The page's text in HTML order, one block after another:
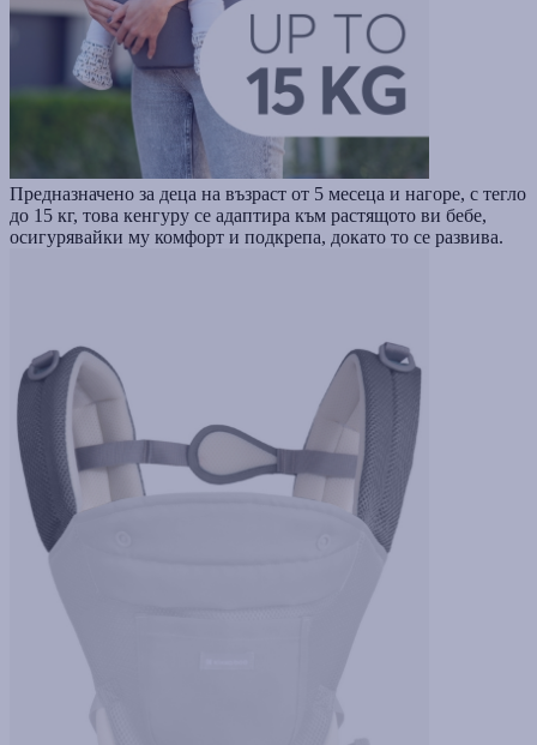
Предназначено за деца на възраст от 5 месеца и нагоре, с тегло
до 15 кг, това кенгуру се адаптира към растящото ви бебе,
осигурявайки му комфорт и подкрепа, докато то се развива.